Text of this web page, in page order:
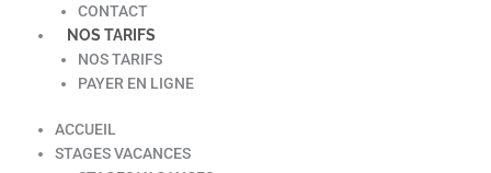
CONTACT
NOS TARIFS
NOS TARIFS
PAYER EN LIGNE
ACCUEIL
STAGES VACANCES